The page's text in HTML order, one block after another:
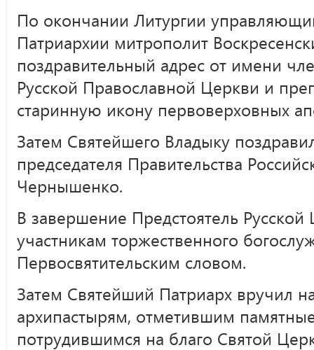
По окончании Литургии
Патриархии митрополит
поздравительный адрес от имени
Русской Православной Церкви и
старинную икону первоверховных
Затем Святейшего Владыку
председателя Правительства
Чернышенко.
В завершение Предстоятель Русской
участникам торжественного
Первосвятительским словом.
Затем Святейший Патриарх вручил
архипастырям, отметившим
потрудившимся на благо Святой